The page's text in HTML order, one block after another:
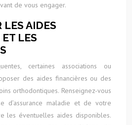
de vous engager.
LES AIDES
LES
certaines associations ou
des aides financières ou des
orthodontiques. Renseignez-vous
d’assurance maladie et de votre
les éventuelles aides disponibles.